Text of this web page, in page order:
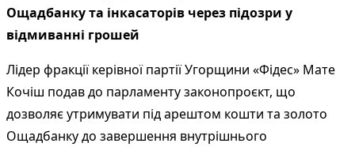
Ощадбанку та інкасаторів через підозри у
відмиванні грошей
Лідер фракції керівної партії Угорщини «Фідес» Мате
Кочіш подав до парламенту законопроєкт, що
дозволяє утримувати під арештом кошти та золото
Ощадбанку до завершення внутрішнього